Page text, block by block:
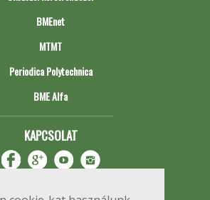
BMEnet
MTMT
Periodica Polytechnica
BME Alfa
KAPCSOLAT